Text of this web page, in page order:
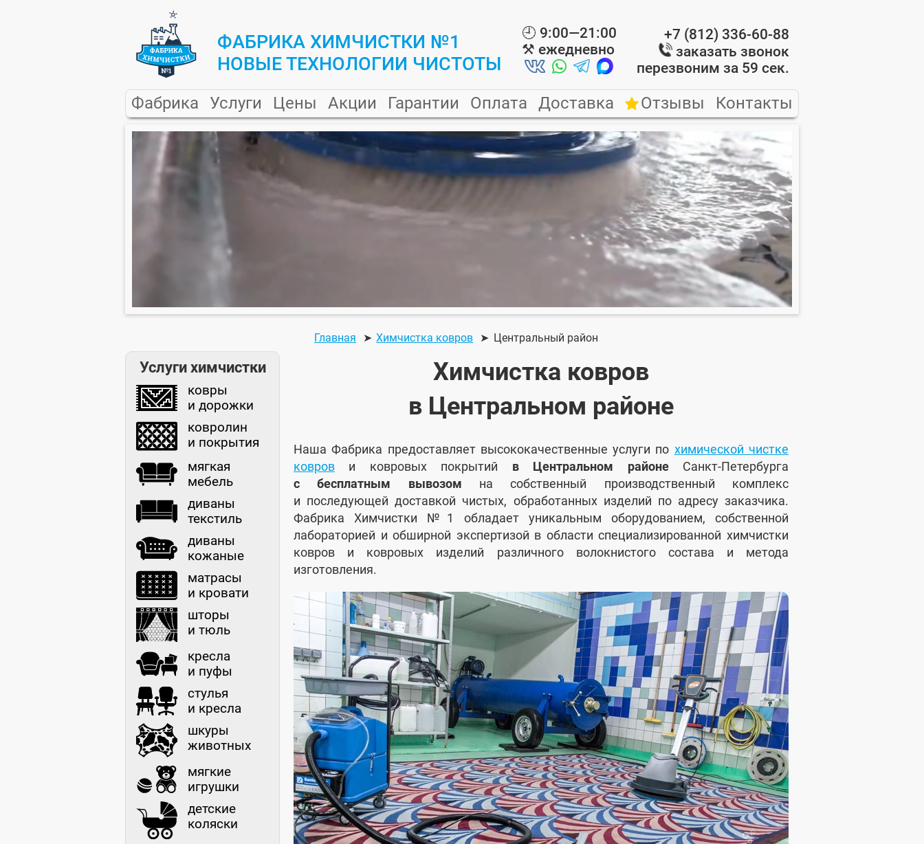
ФАБРИКА ХИМЧИСТКИ №1
НОВЫЕ ТЕХНОЛОГИИ ЧИСТОТЫ
🕘 9:00—21:00
⚒️ ежедневно
+7 (812) 336-60-88
заказать звонок
перезвоним за 59 сек.
Фабрика Услуги Цены Акции Гарантии Оплата Доставка Отзывы Контакты
Главная Химчистка ковров Центральный район
Химчистка ковров
в Центральном районе
Наша Фабрика предоставляет высококачественные услуги по химической чистке
ковров и ковровых покрытий в Центральном районеСанкт-Петербурга
с бесплатным вывозом на собственный производственный комплекс
и последующей доставкой чистых, обработанных изделий по адресу заказчика.
Фабрика Химчистки №1 обладает уникальным оборудованием, собственной
лабораторией и обширной экспертизой в области специализированной химчистки
ковров и ковровых изделий различного волокнистого состава и метода
изготовления.
Услуги химчистки
ковры
и дорожки
ковролин
и покрытия
мягкая
мебель
диваны
текстиль
диваны
кожаные
матрасы
и кровати
шторы
и тюль
кресла
и пуфы
стулья
и кресла
шкуры
животных
мягкие
игрушки
детские
коляски